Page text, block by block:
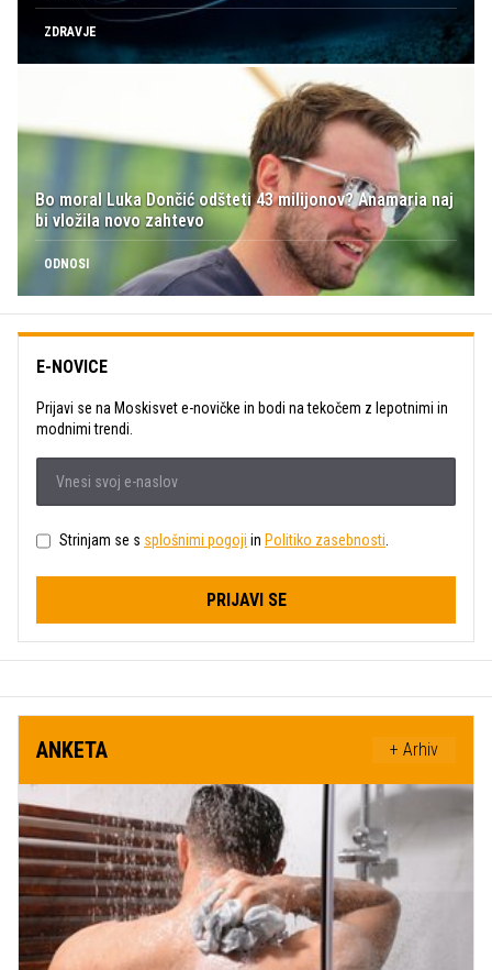
ZDRAVJE
Bo moral Luka Dončić odšteti 43 milijonov? Anamaria naj
bi vložila novo zahtevo
ODNOSI
E-NOVICE
Prijavi se na Moskisvet e-novičke in bodi na tekočem z lepotnimi in
modnimi trendi.
Strinjam se s splošnimi pogoji in Politiko zasebnosti.
PRIJAVI SE
ANKETA + Arhiv